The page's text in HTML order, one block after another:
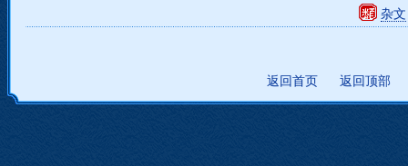
杂文
返回首页 返回顶部